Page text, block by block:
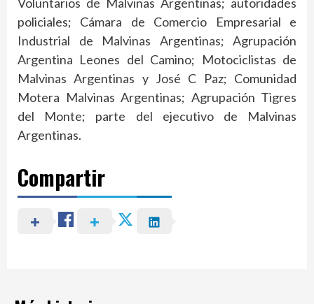
policiales; Cámara de Comercio Empresarial e
Industrial de Malvinas Argentinas; Agrupación
Argentina Leones del Camino; Motociclistas de
Malvinas Argentinas y José C Paz; Comunidad
Motera Malvinas Argentinas; Agrupación Tigres
del Monte; parte del ejecutivo de Malvinas
Argentinas.
Compartir